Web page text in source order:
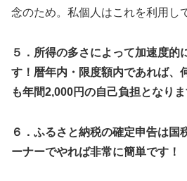
念のため。私個人はこれを利用し
５．所得の多さによって加速度的
す！暦年内・限度額内であれば、
も年間2,000円の自己負担となりま
６．ふるさと納税の確定申告は国
ーナーでやれば非常に簡単です！